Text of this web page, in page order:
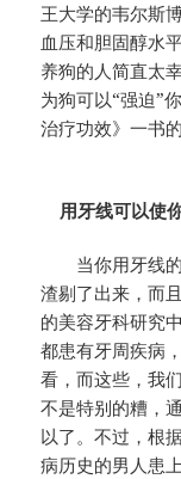
王大学的韦尔斯
血压和胆固醇水
养狗的人简直太
为狗可以“强迫”
治疗功效》一书
用牙线可以使
当你用牙线的
渣剔了出来，而
的美容牙科研究
都患有牙周疾病
看，而这些，我
不是特别的糟，
以了。不过，根
病历史的男人患